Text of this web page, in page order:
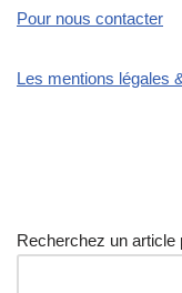
Pour nous contacter
Les mentions légales
Recherchez un article